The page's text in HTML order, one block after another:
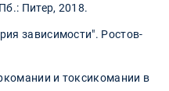
Питер, 2018.
зависимости". Ростов-
и токсикомании в